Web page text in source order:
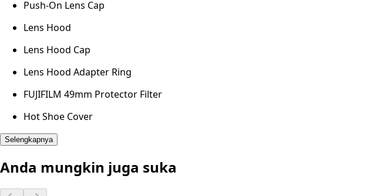
Push-On Lens Cap
Lens Hood
Lens Hood Cap
Lens Hood Adapter Ring
FUJIFILM 49mm Protector Filter
Hot Shoe Cover
Selengkapnya
Anda mungkin juga suka